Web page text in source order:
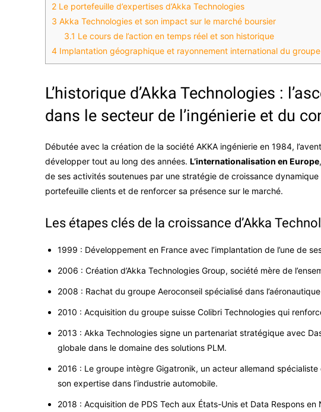
2 Le portefeuille d’expertises d’Akka Technologies
3 Akka Technologies et son impact sur le marché boursier
3.1 Le cours de l’action en temps réel et son historique
4 Implantation géographique et rayonnement international du groupe
L’historique d’Akka Technologies :
dans le secteur de l’ingénierie et du
Débutée avec la création de la société AKKA ingénierie en 1984,
développer tout au long des années. L’internationalisation en Europe
de ses activités soutenues par une stratégie de croissance
portefeuille clients et de renforcer sa présence sur le marché.
Les étapes clés de la croissance d’Akka
1999 : Développement en France avec l’implantation de l’une de
2006 : Création d’Akka Technologies Group, société mère de
2008 : Rachat du groupe Aeroconseil spécialisé dans
2010 : Acquisition du groupe suisse Colibri Technologies qui
2013 : Akka Technologies signe un partenariat stratégique avec
globale dans le domaine des solutions PLM.
2016 : Le groupe intègre Gigatronik, un acteur allemand
son expertise dans l’industrie automobile.
2018 : Acquisition de PDS Tech aux États-Unis et Data Respons en